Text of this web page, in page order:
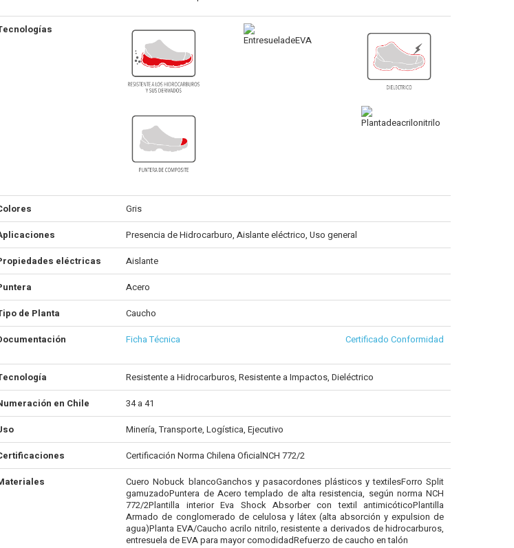
Gris
Presencia de Hidrocarburo, Aislante eléctrico, Uso general
eléctricas
Aislante
Acero
de Planta
Caucho
Ficha Técnica Certificado Conformidad
Resistente a Hidrocarburos, Resistente a Impactos, Dieléctrico
en Chile
34 a 41
Minería, Transporte, Logística, Ejecutivo
Certificación Norma Chilena OficialNCH 772/2
Cuero Nobuck blancoGanchos y pasacordones plásticos y textilesForro Split
gamuzadoPuntera de Acero templado de alta resistencia, según norma NCH
772/2Plantilla interior Eva Shock Absorber con textil antimicóticoPlantilla
Armado de conglomerado de celulosa y látex (alta absorción y expulsion de
agua)Planta EVA/Caucho acrilo nitrilo, resistente a derivados de hidrocarburos,
entresuela de EVA para mayor comodidadRefuerzo de caucho en talón